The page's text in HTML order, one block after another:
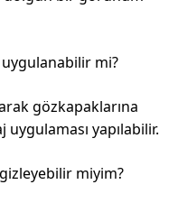
uygulanabilir mi?
gözkapaklarına
yapılabilir.
miyim?